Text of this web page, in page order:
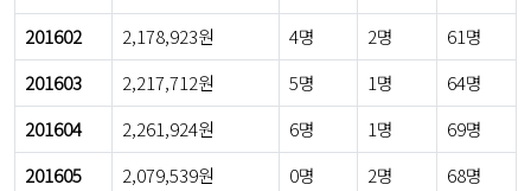
201602
2,178,923원 4명 2명
61명
201603
2,217,712원 5명 1명
64명
201604
2,261,924원 6명 1명
69명
201605
2,079,539원 0명 2명
68명